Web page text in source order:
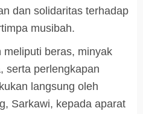
dan solidaritas terhadap
musibah.
meliputi beras, minyak
serta perlengkapan
langsung oleh
Sarkawi, kepada aparat